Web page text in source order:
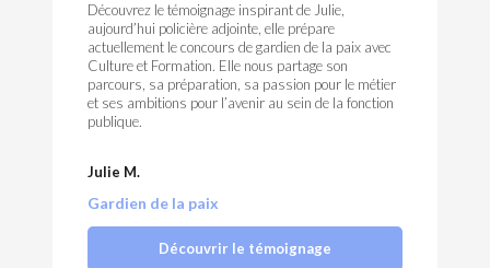
Découvrez le témoignage inspirant de Julie,
aujourd’hui policière adjointe, elle prépare
actuellement le concours de gardien de la paix avec
Culture et Formation. Elle nous partage son
parcours, sa préparation, sa passion pour le métier
et ses ambitions pour l’avenir au sein de la fonction
publique.
Julie M.
Gardien de la paix
Découvrir le témoignage